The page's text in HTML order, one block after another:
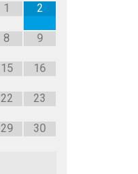
1
2
8 9
15 16
22 23
29 30